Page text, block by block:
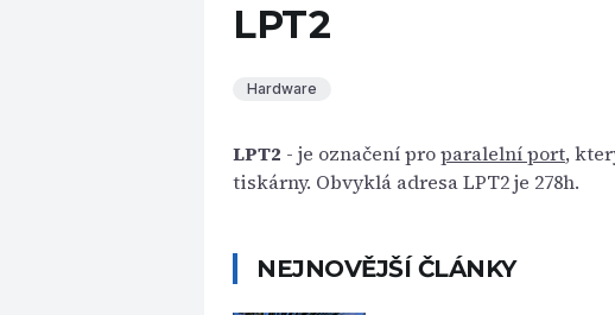
LPT2
Hardware
LPT2 - je označení proparalelní port,
tiskárny. Obvyklá adresa LPT2 je 278h.
NEJNOVĚJŠÍ ČLÁNKY